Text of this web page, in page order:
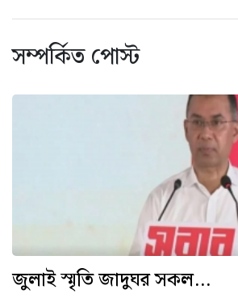
সম্পর্কিত পোস্ট
জুলাই স্মৃতি জাদুঘর সকল...